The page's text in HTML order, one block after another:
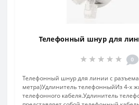
Телефонный шнур для
0
Телефонный шнур для линии c
метра)Удлинитель телефонныйИз 4-х
телефонного кабеля.Удлинитель